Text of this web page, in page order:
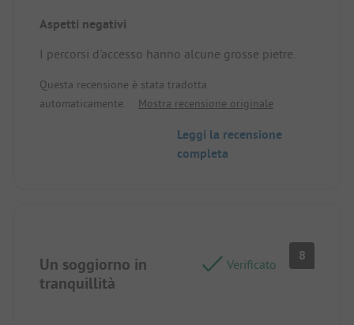
tranquillità del soggiorno.
Aspetti negativi
I percorsi d'accesso hanno alcune grosse pietre.
Questa recensione è stata tradotta
automaticamente.
Mostra recensione originale
Leggi la recensione
completa
Un soggiorno in
tranquillità
Verificato
8